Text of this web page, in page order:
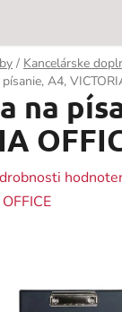
/ Kancelárske
A4,
na